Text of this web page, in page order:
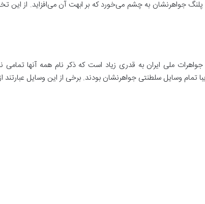
پلنگ جواهرنشان به چشم می‌خورد که بر ابهت آن می‌افزاید. از این
ملی ایران به قدری زیاد است که ذکر نام همه آنها تمامی
وسایل سلطنتی جواهرنشان بودند. برخی از این وسایل عبارتند